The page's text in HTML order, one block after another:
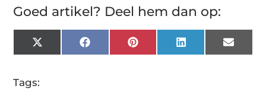
Goed artikel? Deel hem dan op:
X
(Twitter)
FacebookPinterestLinkedInEmail
Tags: